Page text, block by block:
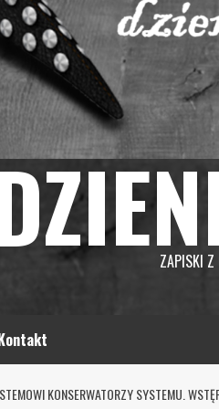
ZAPISKI Z
KONSERWATORZY SYSTEMU.